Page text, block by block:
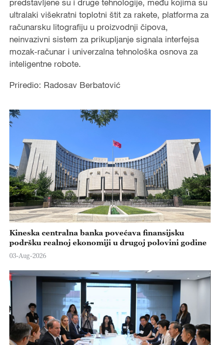
predstavljene su i druge tehnologije, među kojima su
ultralaki višekratni toplotni štit za rakete, platforma za
računarsku litografiju u proizvodnji čipova,
neinvazivni sistem za prikupljanje signala interfejsa
mozak‑računar i univerzalna tehnološka osnova za
inteligentne robote.
Priredio: Radosav Berbatović
Kineska centralna banka povećava finansijsku
podršku realnoj ekonomiji u drugoj polovini godine
03-Aug-2026